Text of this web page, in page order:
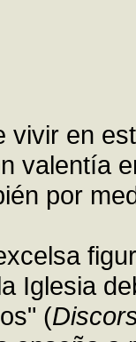
vivir en
valentía
por
Iglesia
(